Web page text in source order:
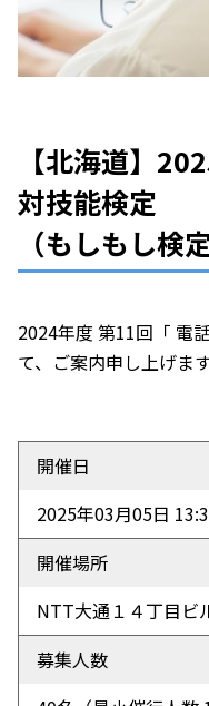
【北海道】
対技能検定
（もしもし検
2024年度 第11回「 電
て、ご案内申し上げます
開催日
2025年03月05日
開催場所
NTT大通１４丁目ビ
募集人数